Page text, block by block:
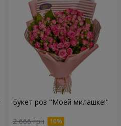
Букет роз "Моей милашке!"
2 666 грн